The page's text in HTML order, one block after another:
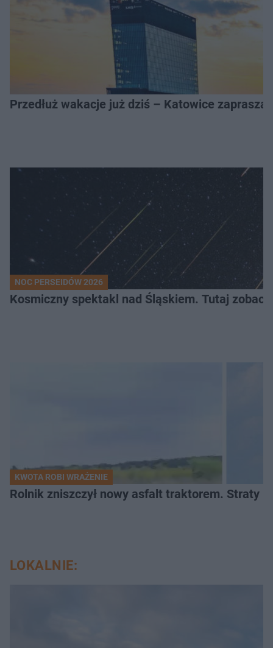
Przedłuż wakacje już dziś – Katowice
NOC PERSEIDÓW 2026
Kosmiczny spektakl nad Śląskiem. Tutaj
KWOTA ROBI WRAŻENIE
Rolnik zniszczył nowy asfalt traktorem. Straty
LOKALNIE: